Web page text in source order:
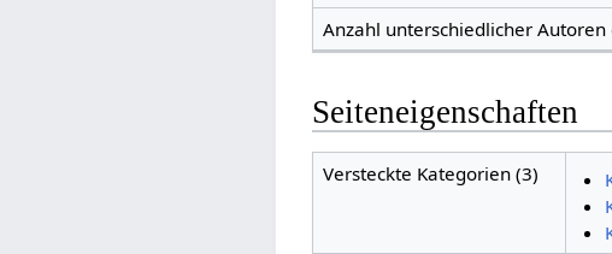
Anzahl unterschiedlicher
Seiteneigenschaften
Versteckte Kategorien (3)